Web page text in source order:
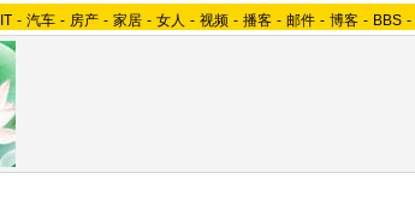
IT - 汽车 - 房产 - 家居 - 女人 - 视频 - 播客 - 邮件 - 博客 - BBS -